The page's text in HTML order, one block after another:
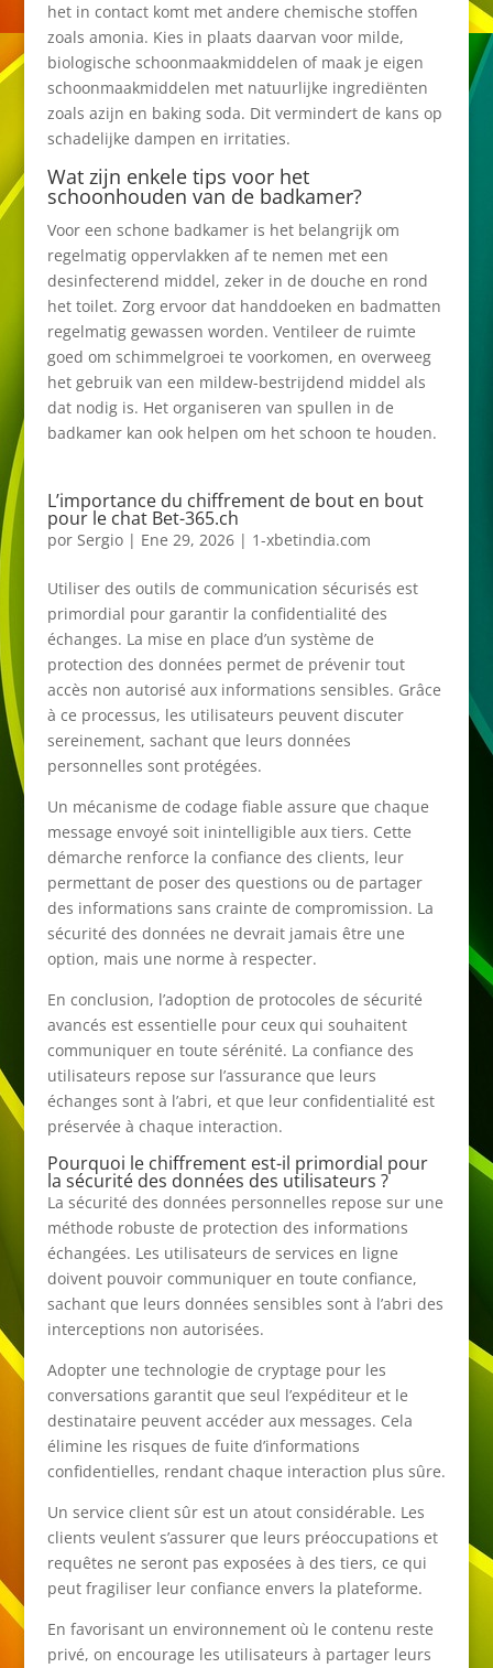
het in contact komt met andere chemische stoffen
zoals amonia. Kies in plaats daarvan voor milde,
biologische schoonmaakmiddelen of maak je eigen
schoonmaakmiddelen met natuurlijke ingrediënten
zoals azijn en baking soda. Dit vermindert de kans op
schadelijke dampen en irritaties.
Wat zijn enkele tips voor het
schoonhouden van de badkamer?
Voor een schone badkamer is het belangrijk om
regelmatig oppervlakken af te nemen met een
desinfecterend middel, zeker in de douche en rond
het toilet. Zorg ervoor dat handdoeken en badmatten
regelmatig gewassen worden. Ventileer de ruimte
goed om schimmelgroei te voorkomen, en overweeg
het gebruik van een mildew-bestrijdend middel als
dat nodig is. Het organiseren van spullen in de
badkamer kan ook helpen om het schoon te houden.
L’importance du chiffrement de bout en bout
pour le chat Bet-365.ch
por Sergio| Ene 29, 2026| 1-xbetindia.com
Utiliser des outils de communication sécurisés est
primordial pour garantir la confidentialité des
échanges. La mise en place d’un système de
protection des données permet de prévenir tout
accès non autorisé aux informations sensibles. Grâce
à ce processus, les utilisateurs peuvent discuter
sereinement, sachant que leurs données
personnelles sont protégées.
Un mécanisme de codage fiable assure que chaque
message envoyé soit inintelligible aux tiers. Cette
démarche renforce la confiance des clients, leur
permettant de poser des questions ou de partager
des informations sans crainte de compromission. La
sécurité des données ne devrait jamais être une
option, mais une norme à respecter.
En conclusion, l’adoption de protocoles de sécurité
avancés est essentielle pour ceux qui souhaitent
communiquer en toute sérénité. La confiance des
utilisateurs repose sur l’assurance que leurs
échanges sont à l’abri, et que leur confidentialité est
préservée à chaque interaction.
Pourquoi le chiffrement est-il primordial pour
la sécurité des données des utilisateurs ?
La sécurité des données personnelles repose sur une
méthode robuste de protection des informations
échangées. Les utilisateurs de services en ligne
doivent pouvoir communiquer en toute confiance,
sachant que leurs données sensibles sont à l’abri des
interceptions non autorisées.
Adopter une technologie de cryptage pour les
conversations garantit que seul l’expéditeur et le
destinataire peuvent accéder aux messages. Cela
élimine les risques de fuite d’informations
confidentielles, rendant chaque interaction plus sûre.
Un service client sûr est un atout considérable. Les
clients veulent s’assurer que leurs préoccupations et
requêtes ne seront pas exposées à des tiers, ce qui
peut fragiliser leur confiance envers la plateforme.
En favorisant un environnement où le contenu reste
privé, on encourage les utilisateurs à partager leurs